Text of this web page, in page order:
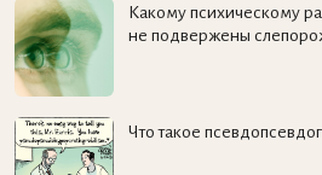
Какому психическому
не подвержены
Что такое